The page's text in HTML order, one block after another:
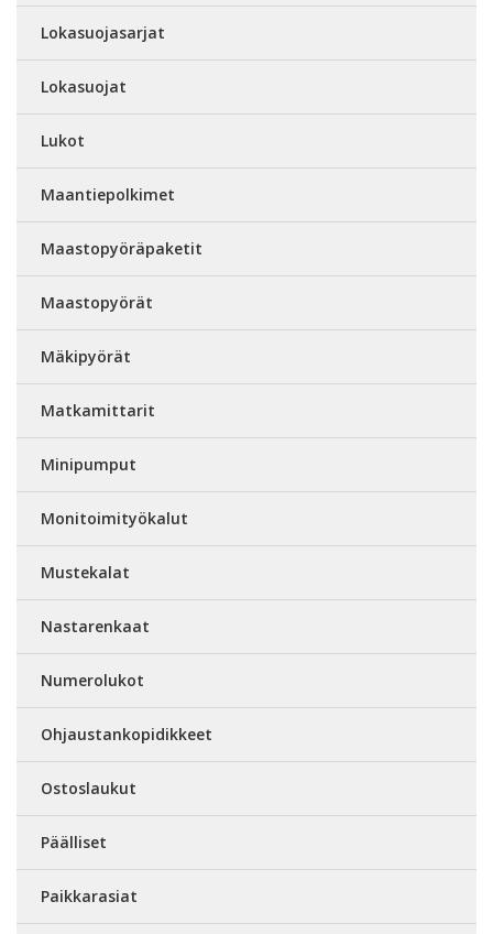
Lokasuojasarjat
Lokasuojat
Lukot
Maantiepolkimet
Maastopyöräpaketit
Maastopyörät
Mäkipyörät
Matkamittarit
Minipumput
Monitoimityökalut
Mustekalat
Nastarenkaat
Numerolukot
Ohjaustankopidikkeet
Ostoslaukut
Päälliset
Paikkarasiat